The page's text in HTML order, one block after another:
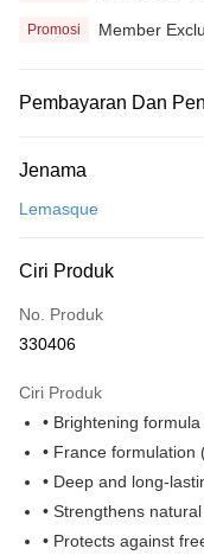
Promosi
Pembayaran Dan
Kad Kredit
Perbankan atas talian
Hanya menyokong
Boost
GrabPay
Rumah penghantaran
Rumah penghantaran
Jenama
Lemasque
Ciri Produk
No. Produk
330406
Ciri Produk
• Brightening
• France formulation
• Deep and long-
• Strengthens
• Protects against